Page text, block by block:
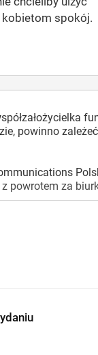
spokój.
powinno
powrotem za